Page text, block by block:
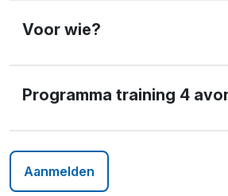
Voor wie?
Programma training 4
Aanmelden